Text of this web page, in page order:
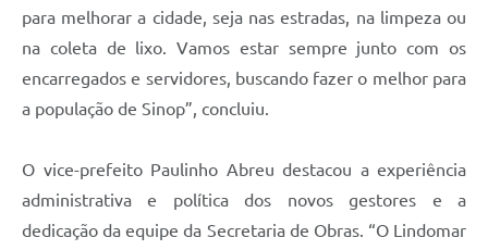
para melhorar a cidade, seja nas estradas, na limpeza ou
na coleta de lixo. Vamos estar sempre junto com os
encarregados e servidores, buscando fazer o melhor para
a população de Sinop”, concluiu.
O vice-prefeito Paulinho Abreu destacou a experiência
administrativa e política dos novos gestores e a
dedicação da equipe da Secretaria de Obras. “O Lindomar